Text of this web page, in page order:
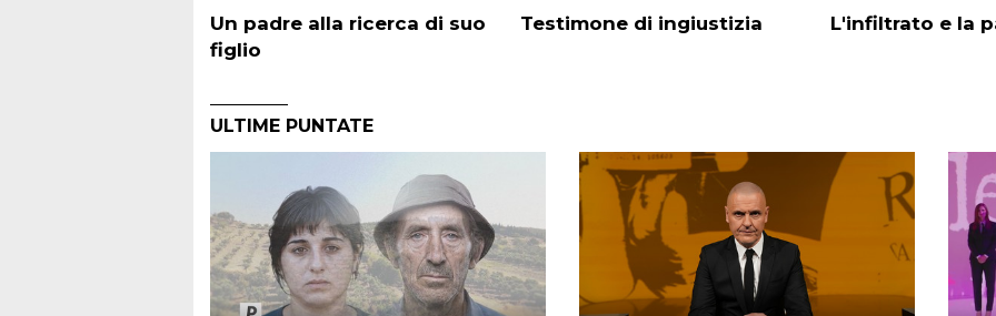
Un padre alla ricerca di suo
figlio
Testimone di ingiustizia L'infiltrato e la
ULTIME PUNTATE